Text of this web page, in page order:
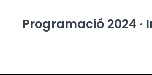
Programació 2024 ·